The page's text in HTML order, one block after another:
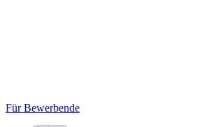
Für Bewerbende